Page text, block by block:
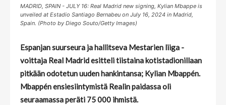
MADRID, SPAIN - JULY 16: Real Madrid new signing, Kylian Mbappe is
unveiled at Estadio Santiago Bernabeu on July 16, 2024 in Madrid,
Spain. (Photo by Diego Souto/Getty Images)
Espanjan suurseura ja hallitseva Mestarien liiga -
voittaja Real Madrid esitteli tiistaina kotistadionillaan
pitkään odotetun uuden hankintansa; Kylian Mbappén.
Mbappén ensiesiintymistä Realin paidassa oli
seuraamassa peräti 75 000 ihmistä.